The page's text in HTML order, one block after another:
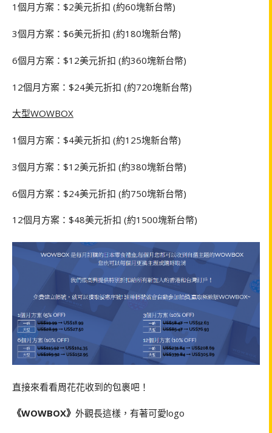
1個月方案：$2美元折扣 (約60塊新台幣)
3個月方案：$6美元折扣 (約180塊新台幣)
6個月方案：$12美元折扣 (約360塊新台幣)
12個月方案：$24美元折扣 (約720塊新台幣)
大型WOWBOX
1個月方案：$4美元折扣 (約125塊新台幣)
3個月方案：$12美元折扣 (約380塊新台幣)
6個月方案：$24美元折扣 (約750塊新台幣)
12個月方案：$48美元折扣 (約1500塊新台幣)
直接來看看周花花收到的包裹吧！
《WOWBOX》 外觀長這樣，有著可愛logo